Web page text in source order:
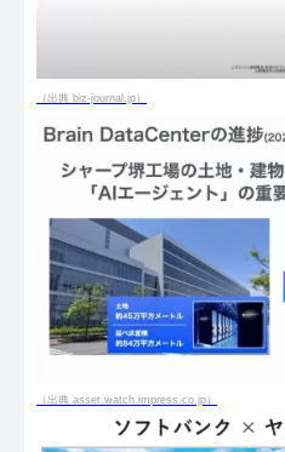
（出典 biz-journal.jp）
（出典 asset.watch.impress.co.jp）